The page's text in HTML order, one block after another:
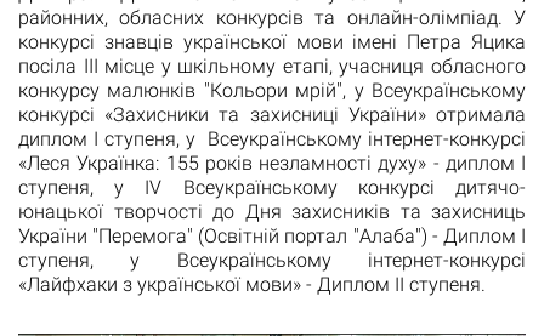
районних, обласних конкурсів та онлайн-олімпіад. У
конкурсі знавців української мови імені Петра Яцика
посіла ІІІ місце у шкільному етапі, учасниця обласного
конкурсу малюнків "Кольори мрій", у Всеукраїнському
конкурсі «Захисники та захисниці України» отримала
диплом І ступеня, у Всеукраїнському інтернет-конкурсі
«Леся Українка: 155 років незламності духу» - диплом І
ступеня, у IV Всеукраїнському конкурсі дитячо-
юнацької творчості до Дня захисників та захисниць
України "Перемога" (Освітній портал "Алаба") - Диплом І
ступеня, у Всеукраїнському інтернет-конкурсі
«Лайфхаки з української мови» - Диплом ІІ ступеня.